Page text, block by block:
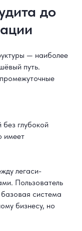
до
— наиболее
путь.
глубокой
имеет
легаси-
Пользователь
система
бизнесу, но